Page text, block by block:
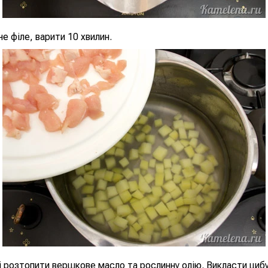
філе, варити 10 хвилин.
розтопити вершкове масло та рослинну олію. Викласти